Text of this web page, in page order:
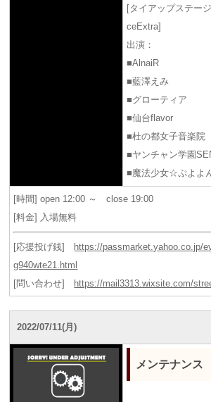
[タイアップステー
ceExtra]
出演：
■AlnaiR
■藍澤えみ
■グローティア
■仙台flavor
■杜の都女子音楽院
■ヤンチャン学園
■魔法少女☆ぷよよ
[時間] open 12:00 ～ close 19:00
[料金] 入場無料
[応援投げ銭] https://passmarket.yahoo.co.jp/
g940wte21.html
[問い合わせ] https://mail3313.wixsite.com/
2022/07/11(月)
メンテナンス